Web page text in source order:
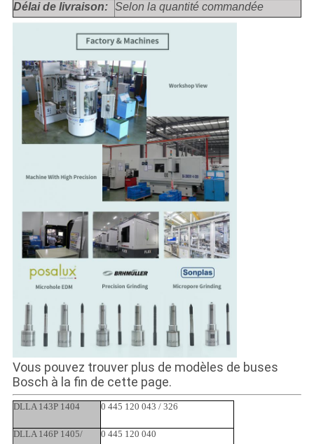
Délai de livraison: Selon la quantité commandée
Vous pouvez trouver plus de modèles de buses
Bosch à la fin de cette page.
DLLA 143P 1404 0 445 120 043 / 326
DLLA 146P 1405/ 0 445 120 040